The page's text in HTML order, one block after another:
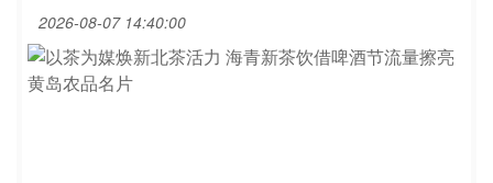
2026-08-07 14:40:00